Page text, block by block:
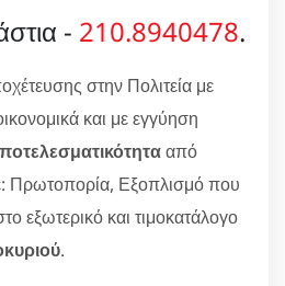
- 210.8940478.
στην Πολιτεία με
και με εγγύηση
από
Πρωτοπορία, Εξοπλισμό που
εξωτερικό και τιμοκατάλογο
.